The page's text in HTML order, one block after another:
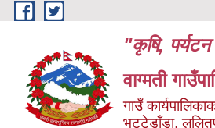
Skip to main content
"कृषि, पर्यटन
वाग्मती
गाउँ
भट्टेडाँडा,